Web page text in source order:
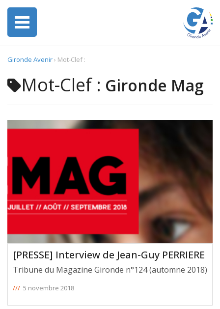
Gironde Avenir› Mot-Clef :
Mot-Clef : Gironde Mag
[PRESSE] Interview de Jean-Guy PERRIERE
Tribune du Magazine Gironde n°124 (automne 2018)
/// 5 novembre 2018